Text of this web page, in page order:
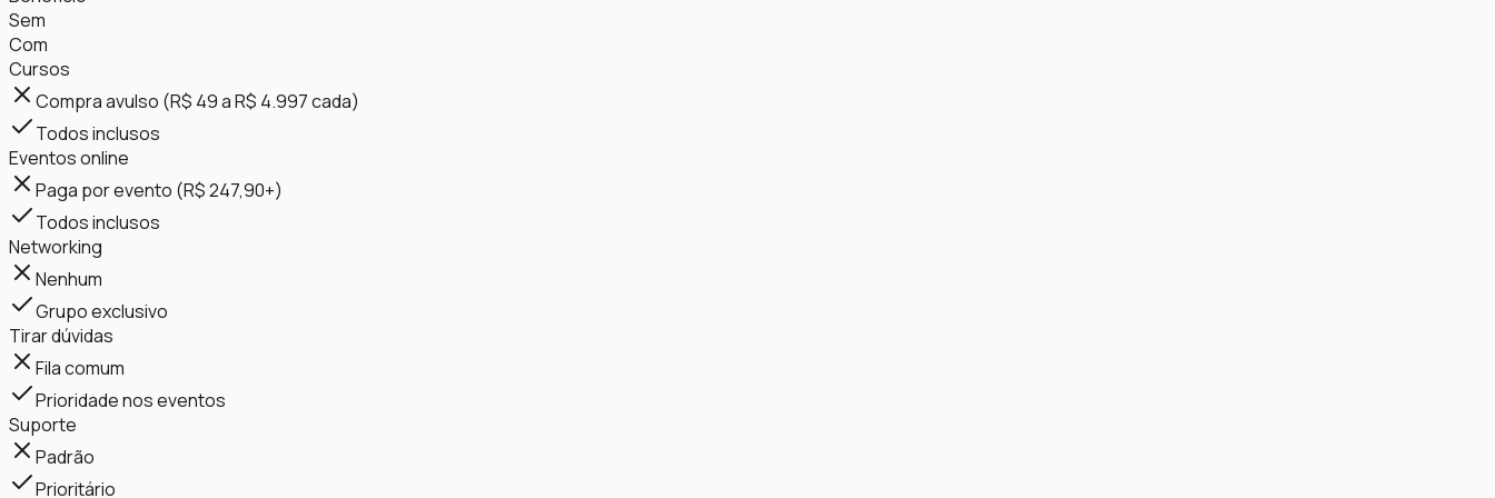
Sem
Com
Cursos
Compra avulso (R$ 49 a R$ 4.997 cada)
Todos inclusos
Eventos online
Paga por evento (R$ 247,90+)
Todos inclusos
Networking
Nenhum
Grupo exclusivo
Tirar dúvidas
Fila comum
Prioridade nos eventos
Suporte
Padrão
Prioritário